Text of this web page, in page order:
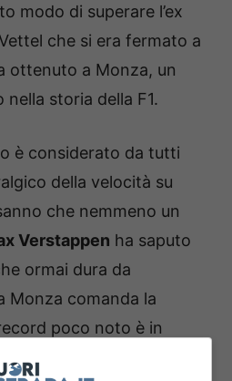
modo di superare l’ex
che si era fermato a
ottenuto a Monza, un
storia della F1.
è considerato da tutti
della velocità su
che nemmeno un
Verstappen ha saputo
ormai dura da
Monza comanda la
poco noto è in